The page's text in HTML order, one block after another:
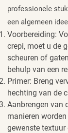
professionele
een algemeen
Voorbereiding:
crepi, moet u de
scheuren of
behulp van een
Primer: Breng
hechting van de
Aanbrengen van
manieren
gewenste